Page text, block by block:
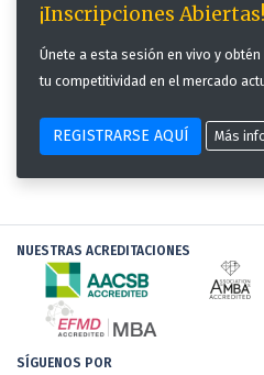
¡Inscripciones Abiertas!
Únete a esta sesión en vivo y
tu competitividad en el mercado
REGISTRARSE AQUÍ Más
NUESTRAS ACREDITACIONES
SÍGUENOS POR